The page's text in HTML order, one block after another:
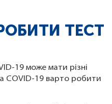
ТЕСТ
19 може мати різні
COVID-19 варто робити